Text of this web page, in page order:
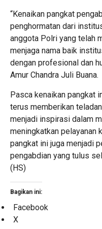
“Kenaikan pangkat
penghormatan dari
anggota Polri yang telah
menjaga nama baik
dengan profesional dan
Amur Chandra Juli Buana.
Pasca kenaikan pangkat
terus memberikan
menjadi inspirasi dalam
meningkatkan pelayanan
pangkat ini juga menjadi
pengabdian yang tulus
(HS)
Bagikan ini:
Facebook
X